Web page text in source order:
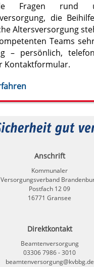
Fragen rund
die
Altersversorgung
Teams
– persönlich,
Kontaktformular.
Anschrift
Kommunaler
Versorgungsverband
Postfach 12 09
16771 Gransee
Direktkontakt
Beamtenversorgung
03306 7986 - 3010
beamtenversorgung@kvbbg.de